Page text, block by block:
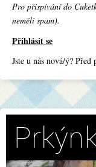
Pro přispívání do
neměli spam).
Přihlásit se
Jste u nás nová/ý?